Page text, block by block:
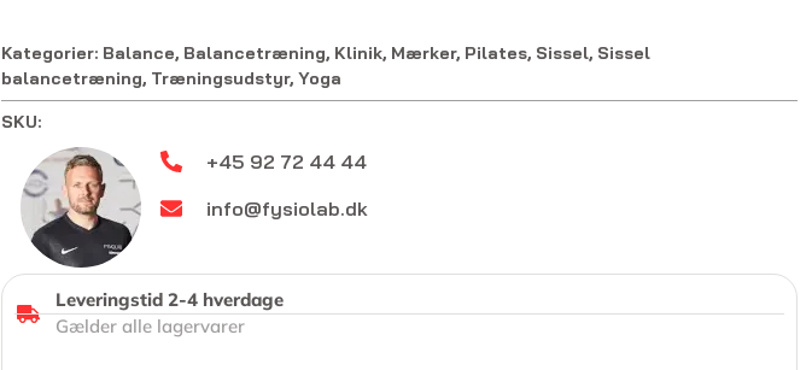
Kategorier: Balance, Balancetræning, Klinik, Mærker, Pilates, Sissel, Sissel
balancetræning, Træningsudstyr, Yoga
SKU:
+45 92 72 44 44
info@fysiolab.dk
Leveringstid 2-4 hverdage
Gælder alle lagervarer